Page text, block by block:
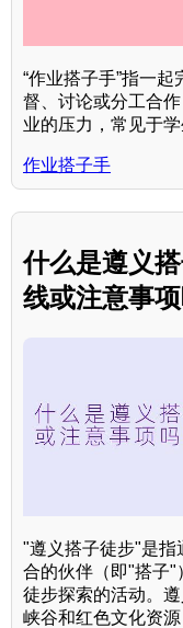
“作业搭子手”指一
督、讨论或分工合
业的压力，常见于学
作业搭子手
什么是遵义
线或注意事项
"遵义搭子徒步"是指
合的伙伴（即"搭子"
徒步探索的活动。
峡谷和红色文化资